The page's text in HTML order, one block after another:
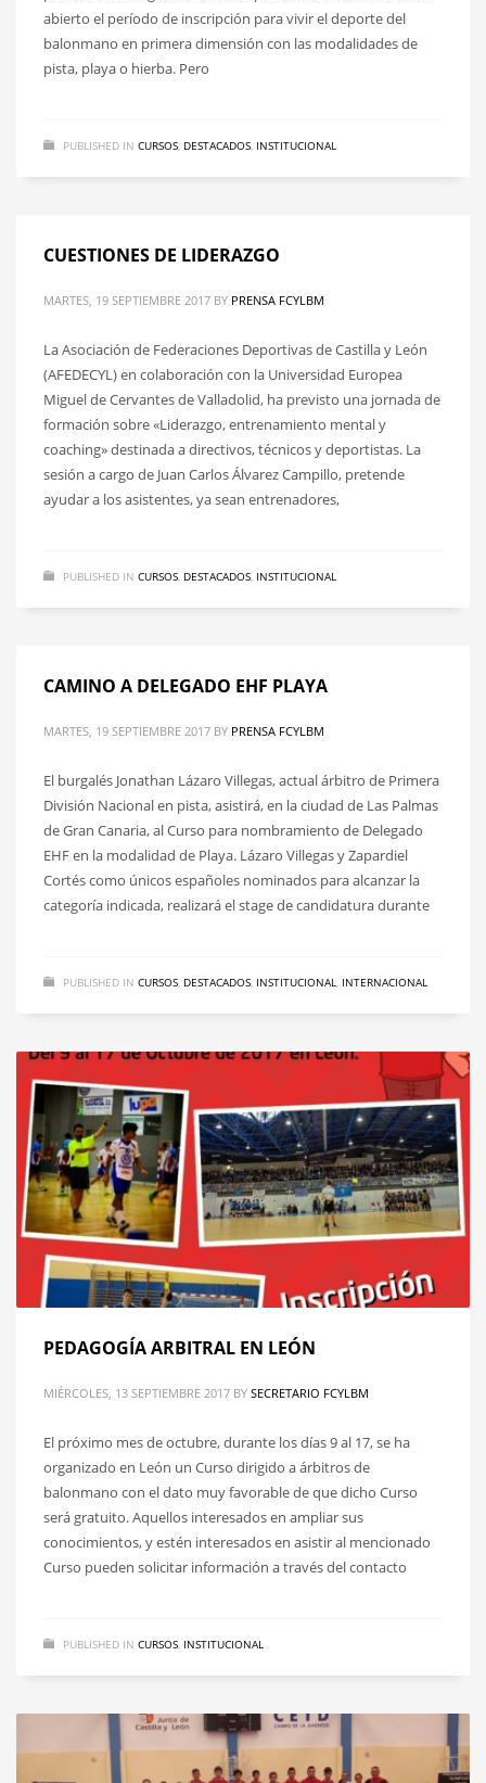
abierto el período de inscripción para vivir el deporte del
balonmano en primera dimensión con las modalidades de
pista, playa o hierba. Pero
PUBLISHED IN CURSOS DESTACADOS INSTITUCIONAL
CUESTIONES DE LIDERAZGO
MARTES, 19 SEPTIEMBRE 2017 BY PRENSA FCYLBM
La Asociación de Federaciones Deportivas de Castilla y León
(AFEDECYL) en colaboración con la Universidad Europea
Miguel de Cervantes de Valladolid, ha previsto una jornada de
formación sobre «Liderazgo, entrenamiento mental y
coaching» destinada a directivos, técnicos y deportistas. La
sesión a cargo de Juan Carlos Álvarez Campillo, pretende
ayudar a los asistentes, ya sean entrenadores,
PUBLISHED IN CURSOS DESTACADOS INSTITUCIONAL
CAMINO A DELEGADO EHF PLAYA
MARTES, 19 SEPTIEMBRE 2017 BY PRENSA FCYLBM
El burgalés Jonathan Lázaro Villegas, actual árbitro de Primera
División Nacional en pista, asistirá, en la ciudad de Las Palmas
de Gran Canaria, al Curso para nombramiento de Delegado
EHF en la modalidad de Playa. Lázaro Villegas y Zapardiel
Cortés como únicos españoles nominados para alcanzar la
categoría indicada, realizará el stage de candidatura durante
PUBLISHED IN CURSOS DESTACADOS INSTITUCIONAL INTERNACIONAL
PEDAGOGÍA ARBITRAL EN LEÓN
MIÉRCOLES, 13 SEPTIEMBRE 2017 BY SECRETARIO FCYLBM
El próximo mes de octubre, durante los días 9 al 17, se ha
organizado en León un Curso dirigido a árbitros de
balonmano con el dato muy favorable de que dicho Curso
será gratuito. Aquellos interesados en ampliar sus
conocimientos, y estén interesados en asistir al mencionado
Curso pueden solicitar información a través del contacto
PUBLISHED IN CURSOS INSTITUCIONAL